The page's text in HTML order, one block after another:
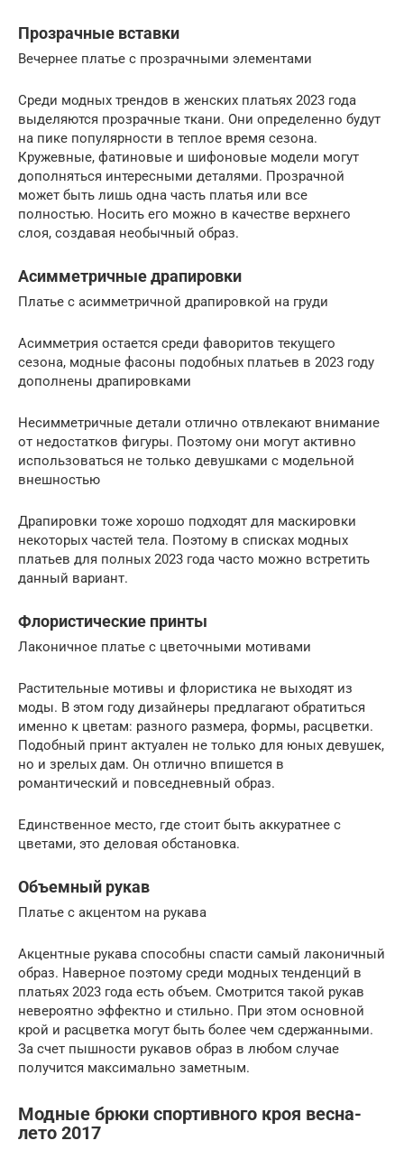
Прозрачные вставки
Вечернее платье с прозрачными элементами
Среди модных трендов в женских платьях 2023 года
выделяются прозрачные ткани. Они определенно будут
на пике популярности в теплое время сезона.
Кружевные, фатиновые и шифоновые модели могут
дополняться интересными деталями. Прозрачной
может быть лишь одна часть платья или все
полностью. Носить его можно в качестве верхнего
слоя, создавая необычный образ.
Асимметричные драпировки
Платье с асимметричной драпировкой на груди
Асимметрия остается среди фаворитов текущего
сезона, модные фасоны подобных платьев в 2023 году
дополнены драпировками
Несимметричные детали отлично отвлекают внимание
от недостатков фигуры. Поэтому они могут активно
использоваться не только девушками с модельной
внешностью
Драпировки тоже хорошо подходят для маскировки
некоторых частей тела. Поэтому в списках модных
платьев для полных 2023 года часто можно встретить
данный вариант.
Флористические принты
Лаконичное платье с цветочными мотивами
Растительные мотивы и флористика не выходят из
моды. В этом году дизайнеры предлагают обратиться
именно к цветам: разного размера, формы, расцветки.
Подобный принт актуален не только для юных девушек,
но и зрелых дам. Он отлично впишется в
романтический и повседневный образ.
Единственное место, где стоит быть аккуратнее с
цветами, это деловая обстановка.
Объемный рукав
Платье с акцентом на рукава
Акцентные рукава способны спасти самый лаконичный
образ. Наверное поэтому среди модных тенденций в
платьях 2023 года есть объем. Смотрится такой рукав
невероятно эффектно и стильно. При этом основной
крой и расцветка могут быть более чем сдержанными.
За счет пышности рукавов образ в любом случае
получится максимально заметным.
Модные брюки спортивного кроя весна-
лето 2017